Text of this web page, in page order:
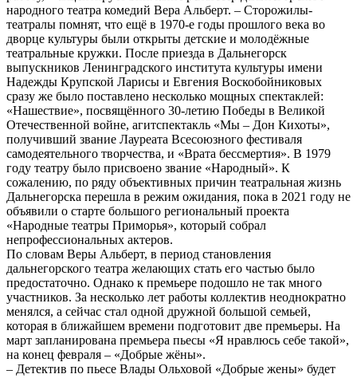
народного театра комедий Вера Альберт. – Сторожилы-
театралы помнят, что ещё в 1970-е годы прошлого века во
дворце культуры были открыты детские и молодёжные
театральные кружки. После приезда в Дальнегорск
выпускников Ленинградского института культуры имени
Надежды Крупской Ларисы и Евгения Воскобойниковых
сразу же было поставлено несколько мощных спектаклей:
«Нашествие», посвящённого 30-летию Победы в Великой
Отечественной войне, агитспектакль «Мы – Дон Кихоты»,
получивший звание Лауреата Всесоюзного фестиваля
самодеятельного творчества, и «Врата бессмертия». В 1979
году театру было присвоено звание «Народный». К
сожалению, по ряду объективных причин театральная жизнь
Дальнегорска перешла в режим ожидания, пока в 2021 году не
объявили о старте большого региональный проекта
«Народные театры Приморья», который собрал
непрофессиональных актеров.
По словам Веры Альберт, в период становления
дальнегорского театра желающих стать его частью было
предостаточно. Однако к премьере подошло не так много
участников. За несколько лет работы коллектив неоднократно
менялся, а сейчас стал одной дружной большой семьей,
которая в ближайшем времени подготовит две премьеры. На
март запланирована премьера пьесы «Я нравлюсь себе такой»,
на конец февраля – «Добрые жёны».
– Детектив по пьесе Влады Ольховой «Добрые жены» будет